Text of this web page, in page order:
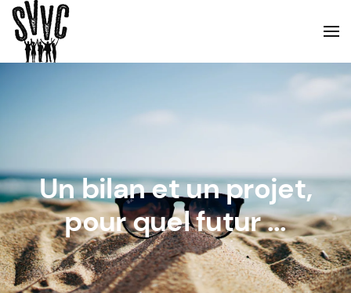
Un bilan et un projet,
pour quel futur ...